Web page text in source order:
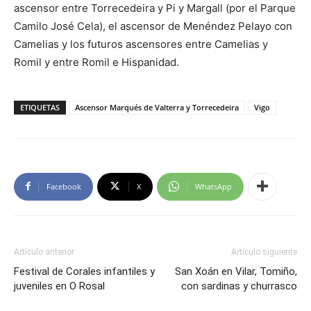
ascensor entre Torrecedeira y Pi y Margall (por el Parque
Camilo José Cela), el ascensor de Menéndez Pelayo con
Camelias y los futuros ascensores entre Camelias y
Romil y entre Romil e Hispanidad.
ETIQUETAS Ascensor Marqués de Valterra y Torrecedeira Vigo
Facebook X WhatsApp
Artículo anterior
Festival de Corales infantiles y
juveniles en O Rosal
Artículo siguiente
San Xoán en Vilar, Tomiño,
con sardinas y churrasco